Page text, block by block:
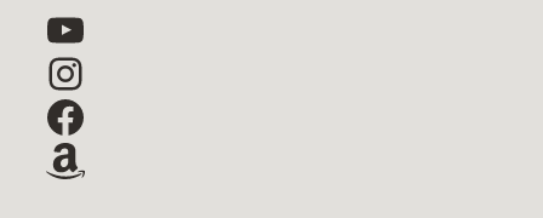
YouTube
Instagram
Facebook
Amazon